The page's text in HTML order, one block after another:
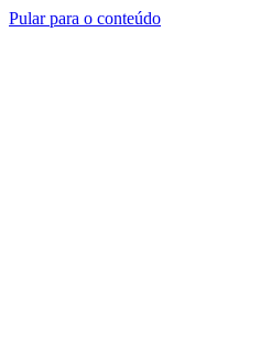
Pular para o conteúdo